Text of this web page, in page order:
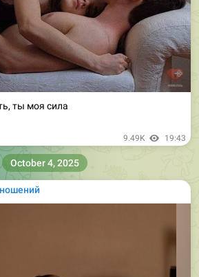
ты моя сила
9.49K 19:43
October 4, 2025